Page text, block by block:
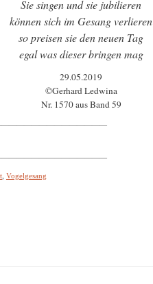
Sie singen und sie jubilieren
können sich im Gesang verlieren
so preisen sie den neuen Tag
egal was dieser bringen mag
29.05.2019
©Gerhard Ledwina
Nr. 1570 aus Band 59
Vogelgesang